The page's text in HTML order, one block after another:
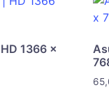
1366 x